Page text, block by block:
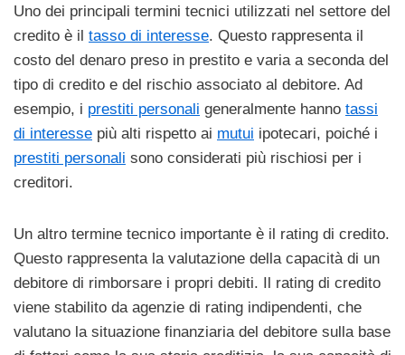
Uno dei principali termini tecnici utilizzati nel settore del
credito è il tasso di interesse. Questo rappresenta il
costo del denaro preso in prestito e varia a seconda del
tipo di credito e del rischio associato al debitore. Ad
esempio, i prestiti personali generalmente hanno tassi
di interesse più alti rispetto ai mutui ipotecari, poiché i
prestiti personali sono considerati più rischiosi per i
creditori.
Un altro termine tecnico importante è il rating di credito.
Questo rappresenta la valutazione della capacità di un
debitore di rimborsare i propri debiti. Il rating di credito
viene stabilito da agenzie di rating indipendenti, che
valutano la situazione finanziaria del debitore sulla base